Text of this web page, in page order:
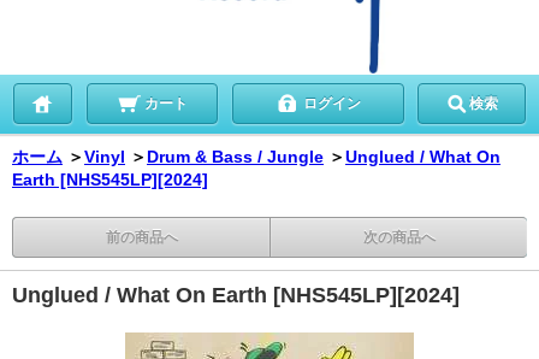
カート ログイン 検索
ホーム ＞Vinyl ＞ Drum & Bass / Jungle ＞Unglued / What On
Earth [NHS545LP][2024]
前の商品へ 次の商品へ
Unglued / What On Earth [NHS545LP][2024]